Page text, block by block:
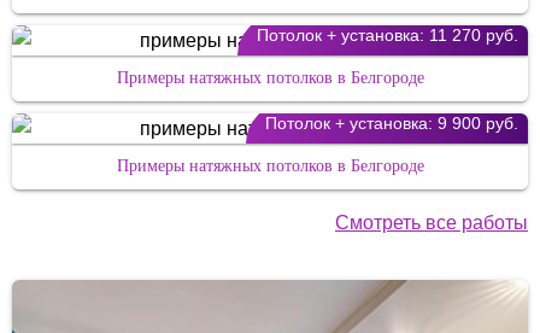
Потолок + установка: 11 270 руб.
Примеры натяжных потолков в Белгороде
Потолок + установка: 9 900 руб.
Примеры натяжных потолков в Белгороде
Смотреть все работы